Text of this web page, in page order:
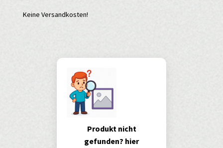
Keine Versandkosten!
Produkt nicht
gefunden? hier